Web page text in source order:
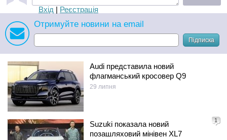
Вхід | Реєстрація
Отримуйте новини на email
Підписка
Audi представила новий
флагманський кросовер Q9
29 липня
1
Suzuki показала новий
позашляховий мінівен XL7